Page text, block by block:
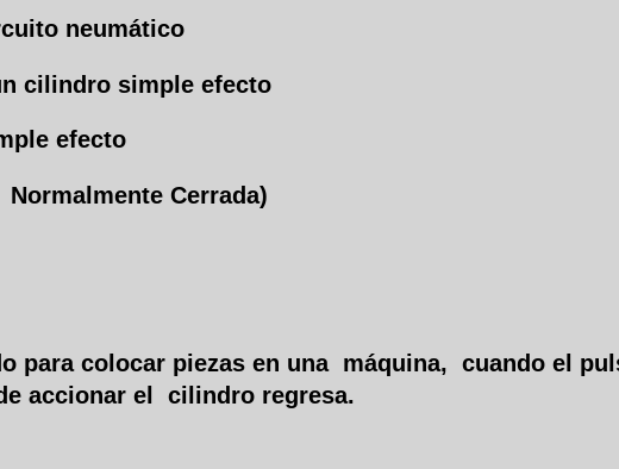
neumático
cilindro simple efecto
efecto
Cerrada)
para colocar piezas en una máquina, cuando el
accionar el cilindro regresa.